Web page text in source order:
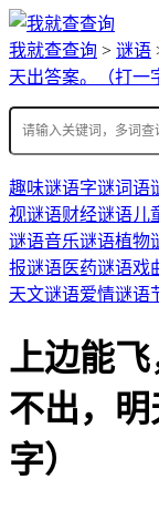
我就查查询 > 谜语
天出答案。（打一
趣味谜语字谜词语
视谜语财经谜语儿
谜语音乐谜语植物
报谜语医药谜语戏
天文谜语爱情谜语
上边能
不出，
字）